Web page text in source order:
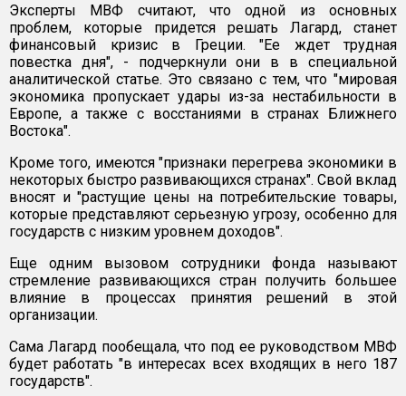
Эксперты МВФ считают, что одной из основных
проблем, которые придется решать Лагард, станет
финансовый кризис в Греции. "Ее ждет трудная
повестка дня", - подчеркнули они в в специальной
аналитической статье. Это связано с тем, что "мировая
экономика пропускает удары из-за нестабильности в
Европе, а также с восстаниями в странах Ближнего
Востока".
Кроме того, имеются "признаки перегрева экономики в
некоторых быстро развивающихся странах". Свой вклад
вносят и "растущие цены на потребительские товары,
которые представляют серьезную угрозу, особенно для
государств с низким уровнем доходов".
Еще одним вызовом сотрудники фонда называют
стремление развивающихся стран получить большее
влияние в процессах принятия решений в этой
организации.
Сама Лагард пообещала, что под ее руководством МВФ
будет работать "в интересах всех входящих в него 187
государств".